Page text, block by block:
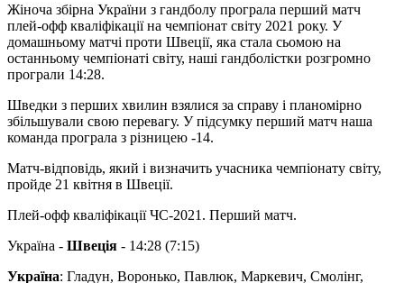
Жіноча збірна України з гандболу програла перший матч
плей-офф кваліфікації на чемпіонат світу 2021 року. У
домашньому матчі проти Швеції, яка стала сьомою на
останньому чемпіонаті світу, наші гандболістки розгромно
програли 14:28.
Шведки з перших хвилин взялися за справу і планомірно
збільшували свою перевагу. У підсумку перший матч наша
команда програла з різницею -14.
Матч-відповідь, який і визначить учасника чемпіонату світу,
пройде 21 квітня в Швеції.
Плей-офф кваліфікації ЧС-2021. Перший матч.
Україна - Швеція - 14:28 (7:15)
Україна: Гладун, Воронько, Павлюк, Маркевич, Смолінг,